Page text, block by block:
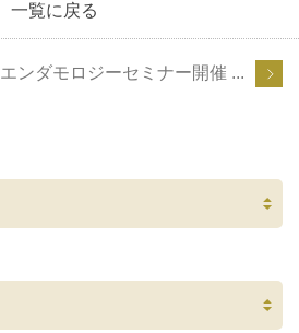
一覧に戻る
エンダモロジーセミナー開催 ...